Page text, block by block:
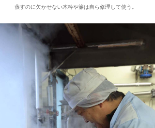
蒸すのに欠かせない木枠や簾は自ら修理して使う。